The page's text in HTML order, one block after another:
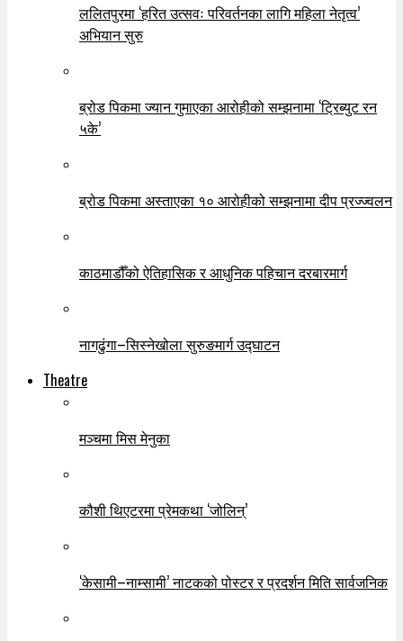
ललितपुरमा ‘हरित उत्सवः परिवर्तनका लागि महिला नेतृत्व’
अभियान सुरु
ब्रोड पिकमा ज्यान गुमाएका आरोहीको सम्झनामा ‘ट्रिब्युट रन
५के’
ब्रोड पिकमा अस्ताएका १० आरोहीको सम्झनामा दीप प्रज्ज्वलन
काठमाडौँको ऐतिहासिक र आधुनिक पहिचान दरबारमार्ग
नागढुंगा–सिस्नेखोला सुरुङमार्ग उद्घाटन
Theatre
मञ्चमा मिस मेनुका
कौशी थिएटरमा प्रेमकथा ‘जोलिन्’
‘केसामी–नाम्सामी’ नाटकको पोस्टर र प्रदर्शन मिति सार्वजनिक